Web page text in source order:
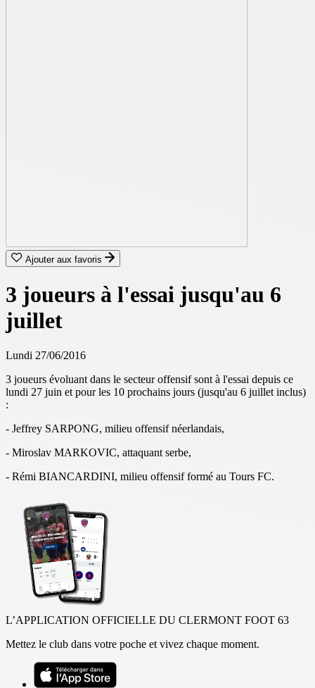
Ajouter aux favoris
3 joueurs à l'essai jusqu'au 6
juillet
Lundi 27/06/2016
3 joueurs évoluant dans le secteur offensif sont à l'essai depuis ce
lundi 27 juin et pour les 10 prochains jours (jusqu'au 6 juillet inclus)
:
- Jeffrey SARPONG, milieu offensif néerlandais,
- Miroslav MARKOVIC, attaquant serbe,
- Rémi BIANCARDINI, milieu offensif formé au Tours FC.
L’APPLICATION OFFICIELLE DU CLERMONT FOOT 63
Mettez le club dans votre poche et vivez chaque moment.